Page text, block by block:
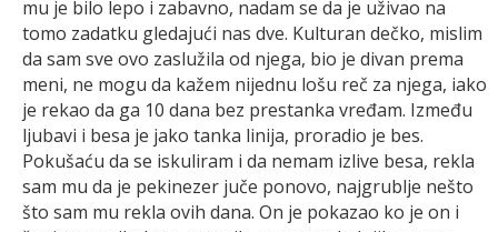
mu je bilo lepo i zabavno, nadam se da je uživao na
tomo zadatku gledajući nas dve. Kulturan dečko, mislim
da sam sve ovo zaslužila od njega, bio je divan prema
meni, ne mogu da kažem nijednu lošu reč za njega, iako
je rekao da ga 10 dana bez prestanka vređam. Između
ljubavi i besa je jako tanka linija, proradio je bes.
Pokušaću da se iskuliram i da nemam izlive besa, rekla
sam mu da je pekinezer juče ponovo, najgrublje nešto
što sam mu rekla ovih dana. On je pokazao ko je on i